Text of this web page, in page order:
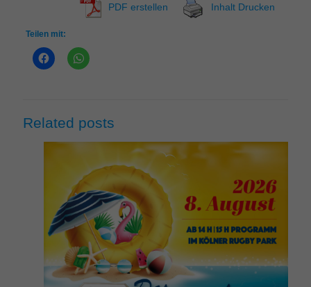
PDF erstellen Inhalt Drucken
Teilen mit:
Related posts